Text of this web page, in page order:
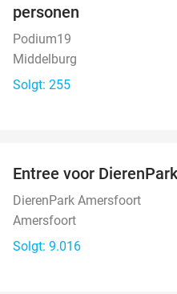
personen
Podium19
Middelburg
Solgt: 255
Entree voor
DierenPark Amersfoort
Amersfoort
Solgt: 9.016